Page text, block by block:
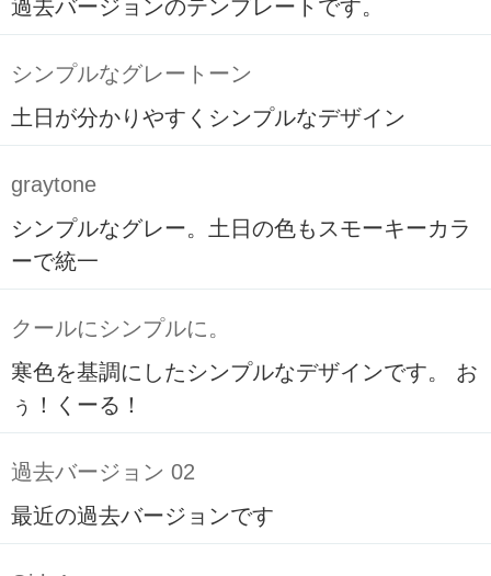
過去バージョンのテンプレートです。
シンプルなグレートーン
土日が分かりやすくシンプルなデザイン
graytone
シンプルなグレー。土日の色もスモーキーカラ
ーで統一
クールにシンプルに。
寒色を基調にしたシンプルなデザインです。 お
ぅ！くーる！
過去バージョン 02
最近の過去バージョンです